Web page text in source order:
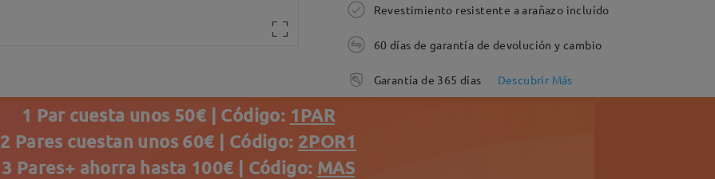
Revestimiento resistente a arañazo incluído
60 días de garantía de devolución y cambio
Garantía de 365 días Descubrir Más
1 Par cuesta unos 50€ | Código: 1PAR
2 Pares cuestan unos 60€ | Código: 2POR1
3 Pares+ ahorra hasta 100€ | Código: MAS